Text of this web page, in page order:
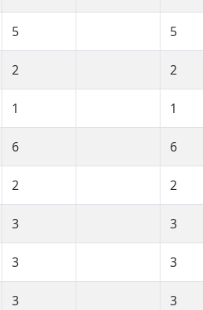
5 5
2 2
1 1
6 6
2 2
3 3
3 3
3 3